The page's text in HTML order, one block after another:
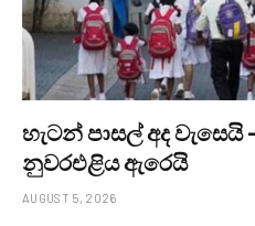
හැටන් පාසල් අද
නුවරඑළිය ඇරෙයි
AUGUST 5, 2026